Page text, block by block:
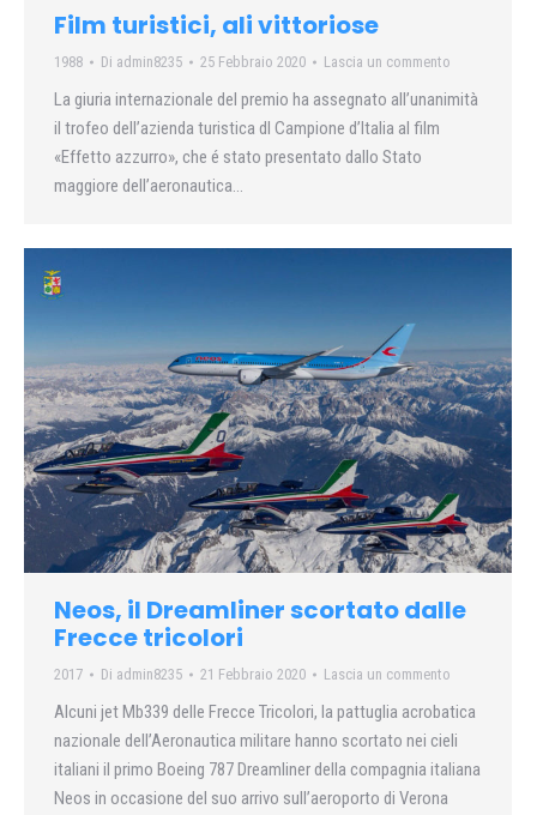
Film turistici, ali vittoriose
1988 Di admin8235 25 Febbraio 2020 Lascia un commento
La giuria internazionale del premio ha assegnato all’unanimità
il trofeo dell’azienda turistica dl Campione d’Italia al film
«Effetto azzurro», che é stato presentato dallo Stato
maggiore dell’aeronautica…
Neos, il Dreamliner scortato dalle
Frecce tricolori
2017 Di admin8235 21 Febbraio 2020 Lascia un commento
Alcuni jet Mb339 delle Frecce Tricolori, la pattuglia acrobatica
nazionale dell’Aeronautica militare hanno scortato nei cieli
italiani il primo Boeing 787 Dreamliner della compagnia italiana
Neos in occasione del suo arrivo sull’aeroporto di Verona